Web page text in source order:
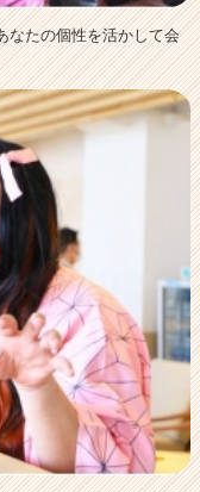
なたの個性を活かして会